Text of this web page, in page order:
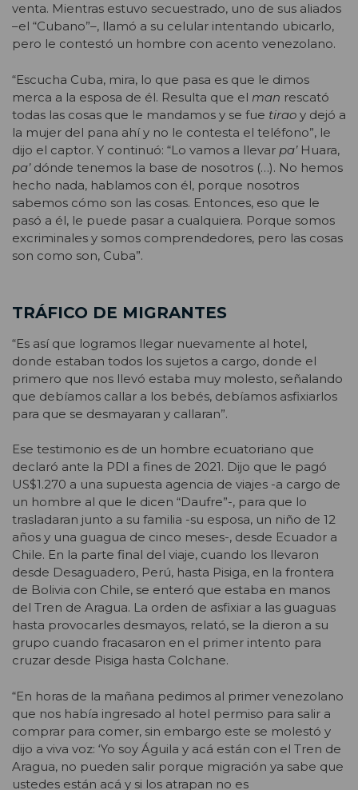
venta. Mientras estuvo secuestrado, uno de sus aliados
–el “Cubano”–, llamó a su celular intentando ubicarlo,
pero le contestó un hombre con acento venezolano.
“Escucha Cuba, mira, lo que pasa es que le dimos
merca a la esposa de él. Resulta que el man rescató
todas las cosas que le mandamos y se fue tirao y dejó a
la mujer del pana ahí y no le contesta el teléfono”, le
dijo el captor. Y continuó: “Lo vamos a llevar pa’Huara,
pa’dónde tenemos la base de nosotros (…). No hemos
hecho nada, hablamos con él, porque nosotros
sabemos cómo son las cosas. Entonces, eso que le
pasó a él, le puede pasar a cualquiera. Porque somos
excriminales y somos comprendedores, pero las cosas
son como son, Cuba”.
TRÁFICO DE MIGRANTES
“Es así que logramos llegar nuevamente al hotel,
donde estaban todos los sujetos a cargo, donde el
primero que nos llevó estaba muy molesto, señalando
que debíamos callar a los bebés, debíamos asfixiarlos
para que se desmayaran y callaran”.
Ese testimonio es de un hombre ecuatoriano que
declaró ante la PDI a fines de 2021. Dijo que le pagó
US$1.270 a una supuesta agencia de viajes -a cargo de
un hombre al que le dicen “Daufre”-, para que lo
trasladaran junto a su familia -su esposa, un niño de 12
años y una guagua de cinco meses-, desde Ecuador a
Chile. En la parte final del viaje, cuando los llevaron
desde Desaguadero, Perú, hasta Pisiga, en la frontera
de Bolivia con Chile, se enteró que estaba en manos
del Tren de Aragua. La orden de asfixiar a las guaguas
hasta provocarles desmayos, relató, se la dieron a su
grupo cuando fracasaron en el primer intento para
cruzar desde Pisiga hasta Colchane.
“En horas de la mañana pedimos al primer venezolano
que nos había ingresado al hotel permiso para salir a
comprar para comer, sin embargo este se molestó y
dijo a viva voz: ‘Yo soy Águila y acá están con el Tren de
Aragua, no pueden salir porque migración ya sabe que
ustedes están acá y si los atrapan no es